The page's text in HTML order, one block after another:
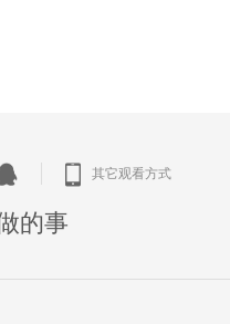
其它观看方式
的事